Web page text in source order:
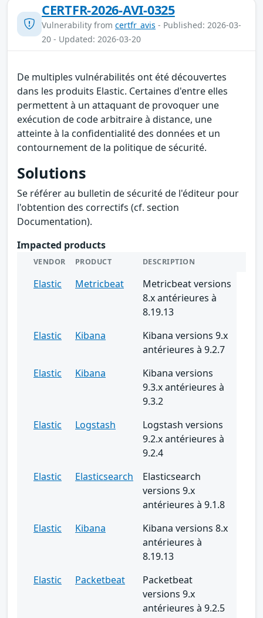
CERTFR-2026-AVI-0325
Vulnerability from certfr_avis - Published: 2026-03-
20 - Updated: 2026-03-20
De multiples vulnérabilités ont été découvertes
dans les produits Elastic. Certaines d'entre elles
permettent à un attaquant de provoquer une
exécution de code arbitraire à distance, une
atteinte à la confidentialité des données et un
contournement de la politique de sécurité.
Solutions
Se référer au bulletin de sécurité de l'éditeur pour
l'obtention des correctifs (cf. section
Documentation).
Impacted products
VENDOR PRODUCT DESCRIPTION
Elastic Metricbeat
Metricbeat versions
8.x antérieures à
8.19.13
Elastic
Kibana
Kibana versions 9.x
antérieures à 9.2.7
Elastic
Kibana
Kibana versions
9.3.x antérieures à
9.3.2
Elastic
Logstash
Logstash versions
9.2.x antérieures à
9.2.4
Elastic
Elasticsearch
Elasticsearch
versions 9.x
antérieures à 9.1.8
Elastic
Kibana
Kibana versions 8.x
antérieures à
8.19.13
Elastic
Packetbeat
Packetbeat
versions 9.x
antérieures à 9.2.5